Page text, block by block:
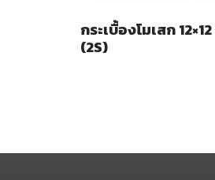
กระเบื้องโมเสก
(2S)